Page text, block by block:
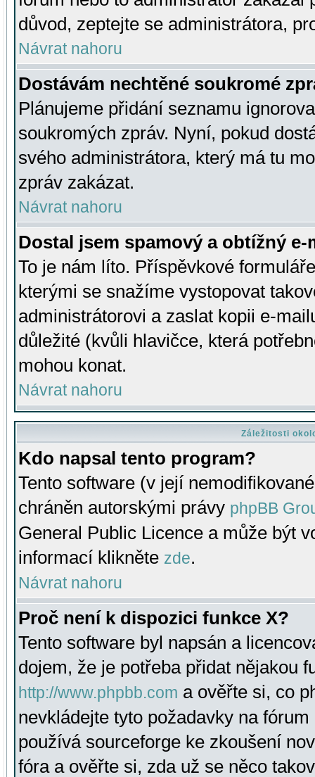
důvod, zeptejte se administrátora,
Návrat nahoru
Dostávám nechtěné soukromé
Plánujeme přidání seznamu
soukromých zpráv. Nyní, pokud
svého administrátora, který má tu
zpráv zakázat.
Návrat nahoru
Dostal jsem spamový a obtížný
To je nám líto. Příspěvkové
kterými se snažíme vystopovat
administrátorovi a zaslat kopii e-
důležité (kvůli hlavičce, která
mohou konat.
Návrat nahoru
Záležitosti
Kdo napsal tento program?
Tento software (v její
chráněn autorskými právy phpBB
General Public Licence a může být
informací klikněte zde.
Návrat nahoru
Proč není k dispozici funkce X?
Tento software byl napsán a
dojem, že je potřeba přidat nějakou
http://www.phpbb.com a ověřte si, co
nevkládejte tyto požadavky na
používá sourceforge ke zkoušení
fóra a ověřte si, zda už se něco